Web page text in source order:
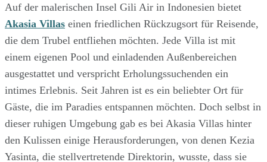
Auf der malerischen Insel Gili Air in Indonesien bietet
Akasia Villas einen friedlichen Rückzugsort für Reisende,
die dem Trubel entfliehen möchten. Jede Villa ist mit
einem eigenen Pool und einladenden Außenbereichen
ausgestattet und verspricht Erholungssuchenden ein
intimes Erlebnis. Seit Jahren ist es ein beliebter Ort für
Gäste, die im Paradies entspannen möchten. Doch selbst in
dieser ruhigen Umgebung gab es bei Akasia Villas hinter
den Kulissen einige Herausforderungen, von denen Kezia
Yasinta, die stellvertretende Direktorin, wusste, dass sie